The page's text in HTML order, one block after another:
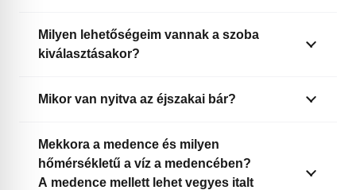
Milyen lehetőségeim vannak a szoba
kiválasztásakor?
Mikor van nyitva az éjszakai bár?
Mekkora a medence és milyen
hőmérsékletű a víz a medencében?
A medence mellett lehet vegyes italt